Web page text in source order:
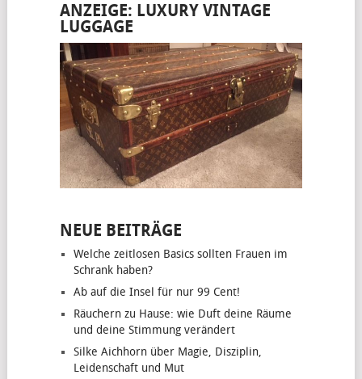
ANZEIGE: LUXURY VINTAGE
LUGGAGE
NEUE BEITRÄGE
Welche zeitlosen Basics sollten Frauen im
Schrank haben?
Ab auf die Insel für nur 99 Cent!
Räuchern zu Hause: wie Duft deine Räume
und deine Stimmung verändert
Silke Aichhorn über Magie, Disziplin,
Leidenschaft und Mut